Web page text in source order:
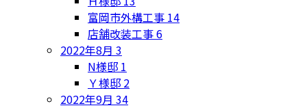
富岡市外構工事 14
店舗改装工事6
2022年8月 3
N様邸 1
Ｙ様邸 2
2022年9月 34